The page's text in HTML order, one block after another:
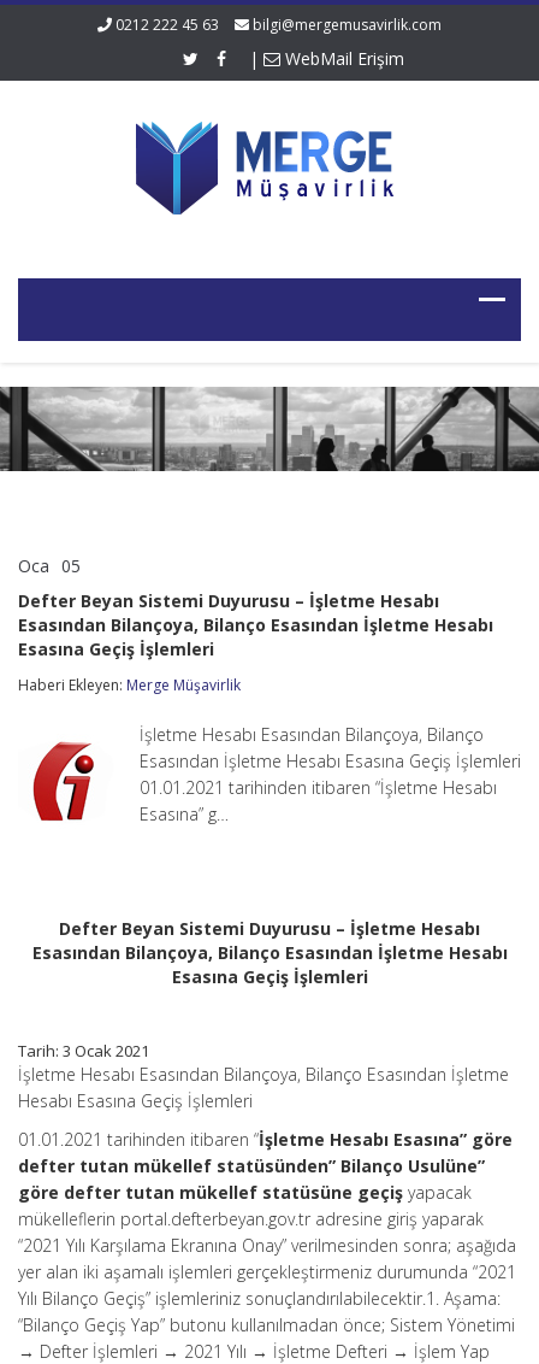
0212 222 45 63 bilgi@mergemusavirlik.com
| WebMail Erişim
Oca 05
Sistemi
Duyurusu
–
Hesabı
Bilançoya,
Bilanço
Esasından
İşletme
Hesabı
Defter Beyan Sistemi Duyurusu – İşletme Hesabı
Esasından Bilançoya, Bilanço Esasından İşletme Hesabı
Esasına Geçiş İşlemleri
Haberi Ekleyen: Merge Müşavirlik
İşletme Hesabı Esasından Bilançoya, Bilanço
Esasından İşletme Hesabı Esasına Geçiş İşlemleri
01.01.2021 tarihinden itibaren “İşletme Hesabı
Esasına” g…
Defter Beyan Sistemi Duyurusu – İşletme Hesabı
Esasından Bilançoya, Bilanço Esasından İşletme Hesabı
Esasına Geçiş İşlemleri
Tarih: 3 Ocak 2021
İşletme Hesabı Esasından Bilançoya, Bilanço Esasından İşletme
Hesabı Esasına Geçiş İşlemleri
01.01.2021 tarihinden itibaren “İşletme Hesabı Esasına” göre
defter tutan mükellef statüsünden” Bilanço Usulüne”
göre defter tutan mükellef statüsüne geçiş yapacak
mükelleflerin portal.defterbeyan.gov.tr adresine giriş yaparak
“2021 Yılı Karşılama Ekranına Onay” verilmesinden sonra; aşağıda
yer alan iki aşamalı işlemleri gerçekleştirmeniz durumunda “2021
Yılı Bilanço Geçiş” işlemleriniz sonuçlandırılabilecektir.1. Aşama:
“Bilanço Geçiş Yap” butonu kullanılmadan önce; Sistem Yönetimi
→ Defter İşlemleri → 2021 Yılı → İşletme Defteri → İşlem Yap